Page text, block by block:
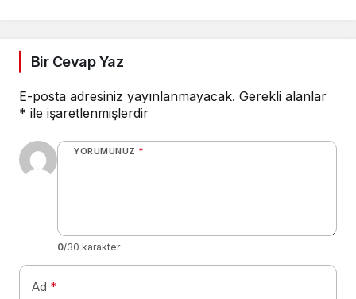
Bir Cevap Yaz
E-posta adresiniz yayınlanmayacak. Gerekli alanlar
* ile işaretlenmişlerdir
YORUMUNUZ *
0/30 karakter
Ad *